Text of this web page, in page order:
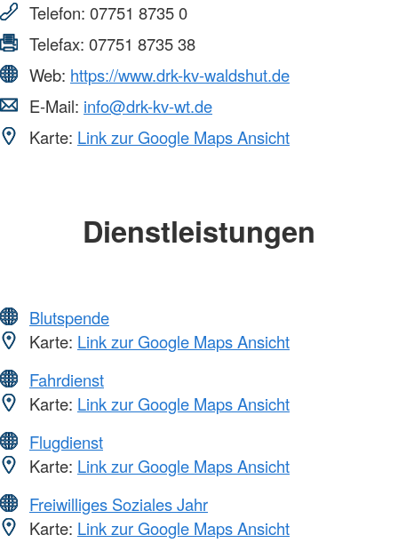
Telefon: 07751 8735 0
Telefax: 07751 8735 38
Web: https://www.drk-kv-waldshut.de
E-Mail: info@drk-kv-wt.de
Karte: Link zur Google Maps Ansicht
Dienstleistungen
Blutspende
Karte: Link zur Google Maps Ansicht
Fahrdienst
Karte: Link zur Google Maps Ansicht
Flugdienst
Karte: Link zur Google Maps Ansicht
Freiwilliges Soziales Jahr
Karte: Link zur Google Maps Ansicht